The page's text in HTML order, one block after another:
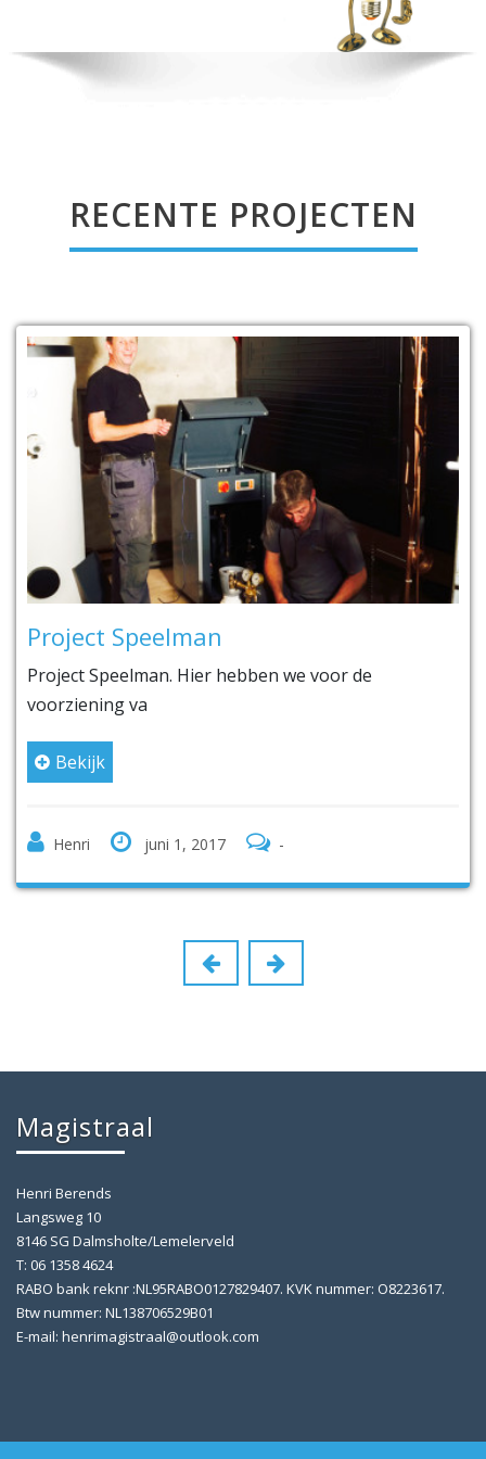
RECENTE PROJECTEN
Project Speelman
Project Speelman. Hier hebben we voor de
voorziening va
Bekijk
Henri juni 1, 2017 -
Magistraal
Henri Berends
Langsweg 10
8146 SG Dalmsholte/Lemelerveld
T: 06 1358 4624
RABO bank reknr :NL95RABO0127829407. KVK nummer: O8223617.
Btw nummer: NL138706529B01
E-mail: henrimagistraal@outlook.com